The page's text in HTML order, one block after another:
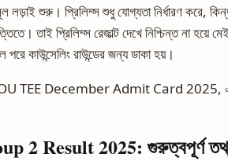
লড়াই শুরু। প্রিলিম্স শুধু যোগ্যতা নির্ধারণ করে,
তাই প্রিলিম্স রেজাল্ট দেখে নিশ্চিন্ত না
পরে কাউন্সেলিং রাউন্ডের জন্য ডাকা হয়।
TEE December Admit Card 2025,
2 Result 2025: গুরুত্বপূর্ণ